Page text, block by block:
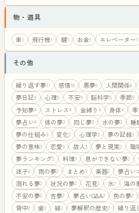
物・道具
車1 飛行機1 鍵1 お金1 エレベーター1
その他
繰り返す夢11 感情10 悪夢6 人間関係6
夢日記5 心理5 不安5 脳科学5 季節5
予知夢4 ストレス4 金縛り 4 身体4
夢占い4 体の夢3 同じ夢3 水の夢3 睡
夢の仕組み3 変化3 心理学3 夢の記録3
夢の意味3 恋愛3 故人3 夢と現実2 職
夢ランキング2 料理2 息ができない夢2
迷子2 雨の夢2 まとめ2 楽器2 夢占い
溺れる夢2 状況の夢2 花見2 水2 海の
不安の夢2 吉夢2 夢占いQ&A2 色の夢2
背中2 歯2 縁2 夢解釈の歴史2 繰り返